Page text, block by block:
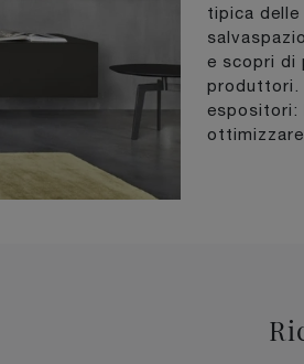
tipica delle
e scopri di
produttori.
espositori: